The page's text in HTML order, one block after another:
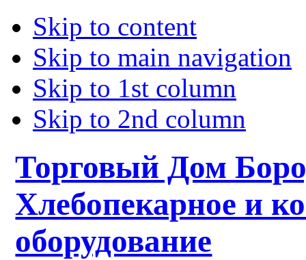
Skip to content
Skip to main navigation
Skip to 1st column
Skip to 2nd column
Торговый Дом
Хлебопекарное и
оборудование